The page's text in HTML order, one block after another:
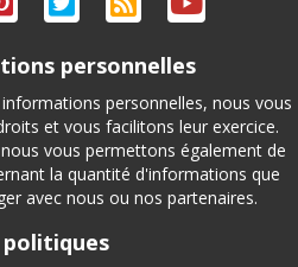
personnelles
personnelles, nous vous
et vous facilitons leur exercice.
vous permettons également de
la quantité d'informations que
avec nous ou nos partenaires.
politiques